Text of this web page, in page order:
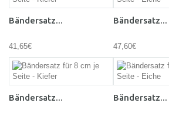
Bändersatz...
41,65€
Bändersatz...
47,60€
Bändersatz... Bändersatz...